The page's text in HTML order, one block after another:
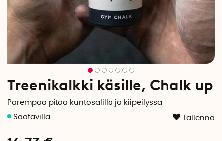
Treenikalkki käsille, Chalk up
Parempaa pitoa kuntosalilla ja kiipeilyssä
Tallenna